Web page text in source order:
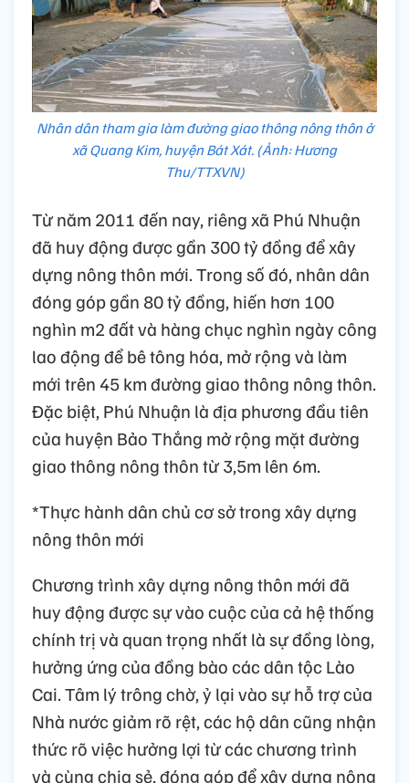
Nhân dân tham gia làm đường giao thông nông thôn ở
xã Quang Kim, huyện Bát Xát. (Ảnh: Hương
Thu/TTXVN)
Từ năm 2011 đến nay, riêng xã Phú Nhuận
đã huy động được gần 300 tỷ đồng để xây
dựng nông thôn mới. Trong số đó, nhân dân
đóng góp gần 80 tỷ đồng, hiến hơn 100
nghìn m2 đất và hàng chục nghìn ngày công
lao động để bê tông hóa, mở rộng và làm
mới trên 45 km đường giao thông nông thôn.
Đặc biệt, Phú Nhuận là địa phương đầu tiên
của huyện Bảo Thắng mở rộng mặt đường
giao thông nông thôn từ 3,5m lên 6m.
*Thực hành dân chủ cơ sở trong xây dựng
nông thôn mới
Chương trình xây dựng nông thôn mới đã
huy động được sự vào cuộc của cả hệ thống
chính trị và quan trọng nhất là sự đồng lòng,
hưởng ứng của đồng bào các dân tộc Lào
Cai. Tâm lý trông chờ, ỷ lại vào sự hỗ trợ của
Nhà nước giảm rõ rệt, các hộ dân cũng nhận
thức rõ việc hưởng lợi từ các chương trình
và cùng chia sẻ, đóng góp để xây dựng nông